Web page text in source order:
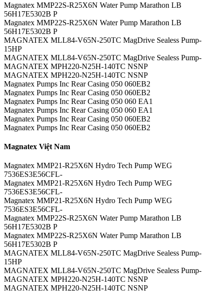
Magnatex MMP22S-R25X6N Water Pump Marathon LB
56H17E5302B P
Magnatex MMP22S-R25X6N Water Pump Marathon LB
56H17E5302B P
MAGNATEX MLL84-V65N-250TC MagDrive Sealess Pump-
15HP
MAGNATEX MLL84-V65N-250TC MagDrive Sealess Pump-
MAGNATEX MPH220-N25H-140TC NSNP
MAGNATEX MPH220-N25H-140TC NSNP
Magnatex Pumps Inc Rear Casing 050 060EB2
Magnatex Pumps Inc Rear Casing 050 060EB2
Magnatex Pumps Inc Rear Casing 050 060 EA1
Magnatex Pumps Inc Rear Casing 050 060 EA1
Magnatex Pumps Inc Rear Casing 050 060EB2
Magnatex Pumps Inc Rear Casing 050 060EB2
Magnatex Việt Nam
Magnatex MMP21-R25X6N Hydro Tech Pump WEG
7536ES3E56CFL-
Magnatex MMP21-R25X6N Hydro Tech Pump WEG
7536ES3E56CFL-
Magnatex MMP21-R25X6N Hydro Tech Pump WEG
7536ES3E56CFL-
Magnatex MMP22S-R25X6N Water Pump Marathon LB
56H17E5302B P
Magnatex MMP22S-R25X6N Water Pump Marathon LB
56H17E5302B P
MAGNATEX MLL84-V65N-250TC MagDrive Sealess Pump-
15HP
MAGNATEX MLL84-V65N-250TC MagDrive Sealess Pump-
MAGNATEX MPH220-N25H-140TC NSNP
MAGNATEX MPH220-N25H-140TC NSNP